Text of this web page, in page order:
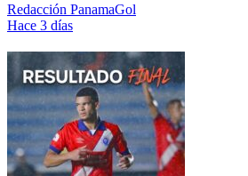
Redacción PanamaGol
Hace 3 días